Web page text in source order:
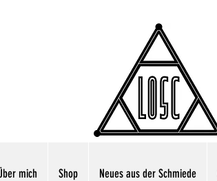
mich Shop Neues aus der Schmiede